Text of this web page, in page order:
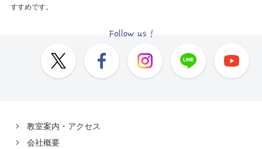
すすめです。
教室案内・アクセス
会社概要